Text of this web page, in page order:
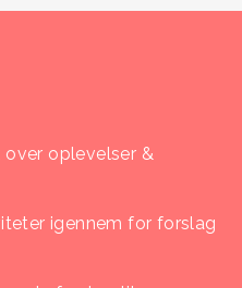
over oplevelser &
igennem for forslag